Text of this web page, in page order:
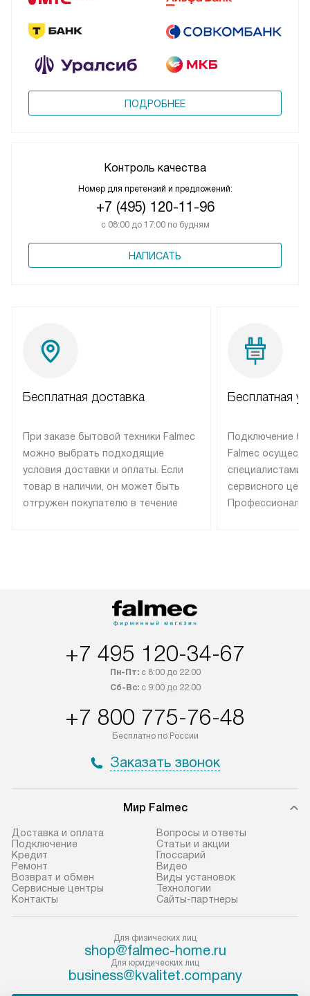
ПОДРОБНЕЕ
Контроль качества
Номер для претензий и предложений:
+7 (495) 120-11-96
с 08:00 до 17:00 по будням
НАПИСАТЬ
Бесплатная доставка
При заказе бытовой техники Falmec
можно выбрать подходящие
условия доставки и оплаты. Если
товар в наличии, он может быть
отгружен покупателю в течение
Бесплатная
Подключение
Falmec
специалистами
сервисного
+7 495 120-34-67
Пн-Пт:с 8:00 до 22:00
Сб-Вс:с 9:00 до 22:00
+7 800 775-76-48
Бесплатно по России
Заказать звонок
Мир Falmec
Доставка и оплата
Подключение
Кредит
Ремонт
Возврат и обмен
Сервисные центры
Контакты
Вопросы и ответы
Статьи и акции
Глоссарий
Видео
Виды установок
Технологии
Сайты-партнеры
Для физических лиц
shop@falmec-home.ru
Для юридических лиц
business@kvalitet.company